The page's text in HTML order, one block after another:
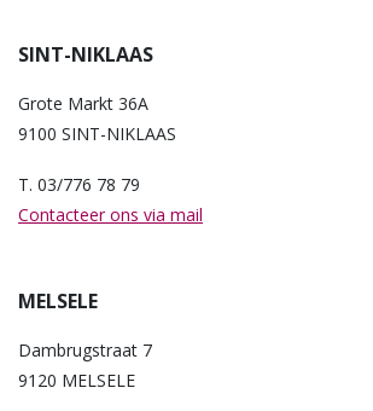
SINT-NIKLAAS
Grote Markt 36A
9100 SINT-NIKLAAS
T. 03/776 78 79
Contacteer ons via mail
MELSELE
Dambrugstraat 7
9120 MELSELE